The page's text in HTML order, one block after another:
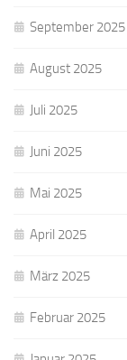
September 2025
August 2025
Juli 2025
Juni 2025
Mai 2025
April 2025
März 2025
Februar 2025